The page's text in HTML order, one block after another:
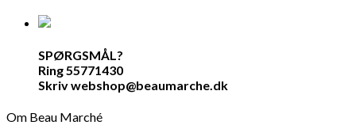
SPØRGSMÅL?
Ring 55771430
Skriv webshop@beaumarche.dk
Om Beau Marché